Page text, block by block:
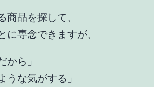
商品を探して、
に専念できますが、
から」
うな気がする」